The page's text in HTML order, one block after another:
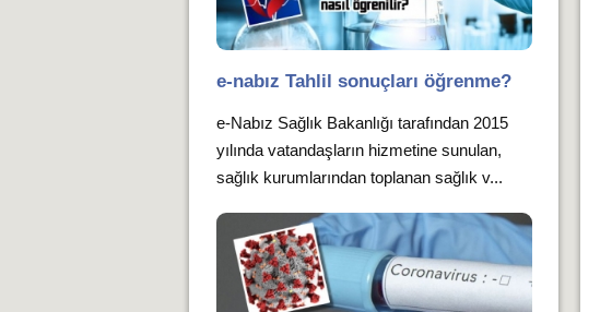
e-nabız Tahlil sonuçları öğrenme?
e-Nabız Sağlık Bakanlığı tarafından 2015
yılında vatandaşların hizmetine sunulan,
sağlık kurumlarından toplanan sağlık v...